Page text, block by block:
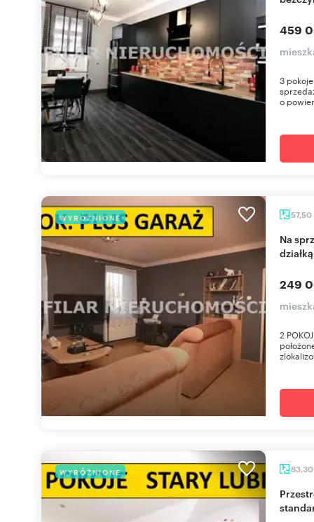
459
3
o
WYRÓŻNIONE 57,50
Na sprzedaż bezczynszowe 2 pokoje z garażem i
249
2
WYRÓŻNIONE 83,30
Przestronne 4-pokojowe mieszkanie w wysokim